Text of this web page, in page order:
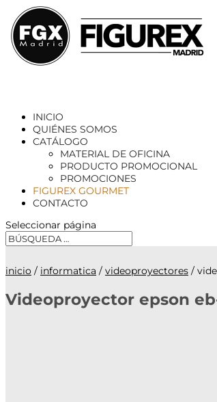
INICIO
QUIÉNES SOMOS
CATÁLOGO
MATERIAL DE OFICINA
PRODUCTO PROMOCIONAL
PROMOCIONES
FIGUREX GOURMET
CONTACTO
Seleccionar página
inicio / informatica / videoproyectores /
Videoproyector epson